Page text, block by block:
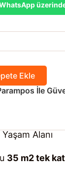
Ekle
İle
Alanı
35 m2 tek